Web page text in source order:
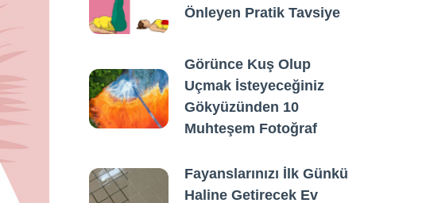
Önleyen Pratik Tavsiye
Görünce Kuş Olup
Uçmak İsteyeceğiniz
Gökyüzünden 10
Muhteşem Fotoğraf
Fayanslarınızı İlk Günkü
Haline Getirecek Ev